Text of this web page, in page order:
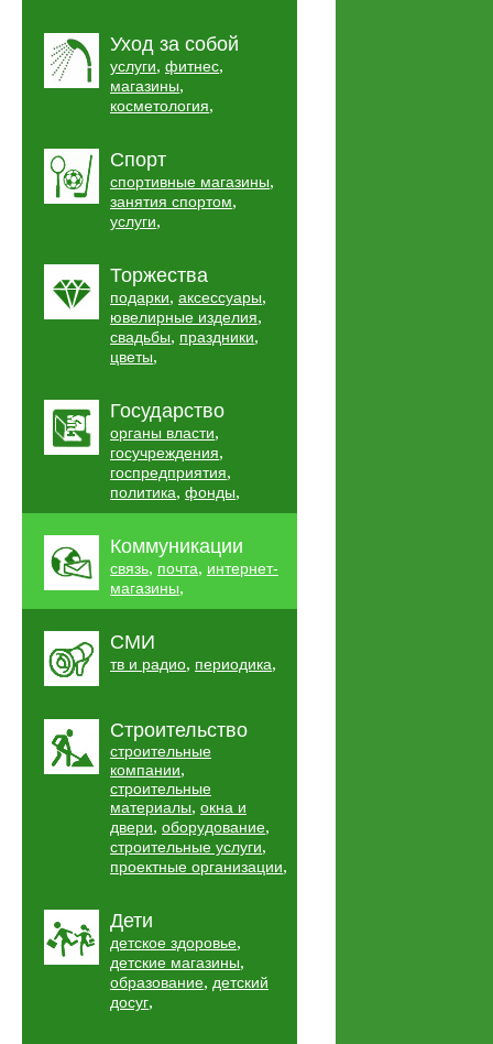
Уход за собой
услуги, фитнес,
магазины,
косметология,
Спорт
спортивные магазины,
занятия спортом,
услуги,
Торжества
подарки, аксессуары,
ювелирные изделия,
свадьбы, праздники,
цветы,
Государство
органы власти,
госучреждения,
госпредприятия,
политика, фонды,
Коммуникации
связь, почта, интернет-
магазины,
СМИ
тв и радио, периодика,
Строительство
строительные
компании,
строительные
материалы, окна и
двери, оборудование,
строительные услуги,
проектные организации,
Дети
детское здоровье,
детские магазины,
образование, детский
досуг,